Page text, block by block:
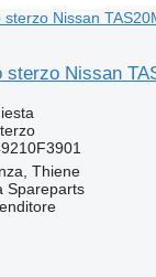
sterzo Nissan
Thiene
Spareparts